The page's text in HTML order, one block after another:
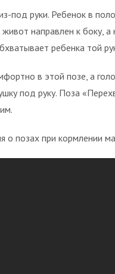
под руки. Ребенок в
живот направлен к боку,
ребенка той
в этой позе, а
под руку. Поза
о позах при кормлении